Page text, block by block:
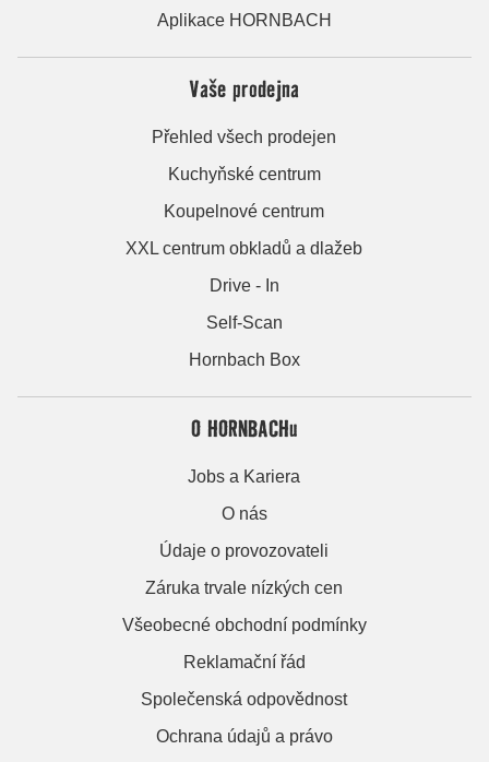
Aplikace HORNBACH
Vaše prodejna
Přehled všech prodejen
Kuchyňské centrum
Koupelnové centrum
XXL centrum obkladů a dlažeb
Drive - In
Self-Scan
Hornbach Box
O HORNBACHu
Jobs a Kariera
O nás
Údaje o provozovateli
Záruka trvale nízkých cen
Všeobecné obchodní podmínky
Reklamační řád
Společenská odpovědnost
Ochrana údajů a právo